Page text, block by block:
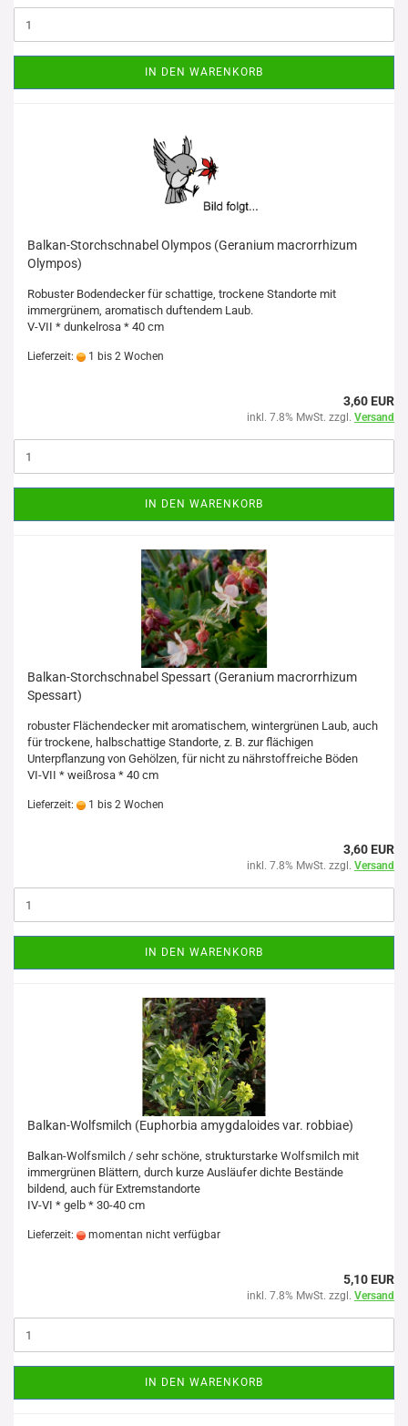
IN DEN WARENKORB
Balkan-Storchschnabel Olympos (Geranium macrorrhizum
Olympos)
Robuster Bodendecker für schattige, trockene Standorte mit
immergrünem, aromatisch duftendem Laub.
V-VII * dunkelrosa * 40 cm
Lieferzeit: 1 bis 2 Wochen
3,60 EUR
inkl. 7.8% MwSt. zzgl. Versand
IN DEN WARENKORB
Balkan-Storchschnabel Spessart (Geranium macrorrhizum
Spessart)
robuster Flächendecker mit aromatischem, wintergrünen Laub, auch
für trockene, halbschattige Standorte, z. B. zur flächigen
Unterpflanzung von Gehölzen, für nicht zu nährstoffreiche Böden
VI-VII * weißrosa * 40 cm
Lieferzeit: 1 bis 2 Wochen
3,60 EUR
inkl. 7.8% MwSt. zzgl. Versand
IN DEN WARENKORB
Balkan-Wolfsmilch (Euphorbia amygdaloides var. robbiae)
Balkan-Wolfsmilch / sehr schöne, strukturstarke Wolfsmilch mit
immergrünen Blättern, durch kurze Ausläufer dichte Bestände
bildend, auch für Extremstandorte
IV-VI * gelb * 30-40 cm
Lieferzeit: momentan nicht verfügbar
5,10 EUR
inkl. 7.8% MwSt. zzgl. Versand
IN DEN WARENKORB